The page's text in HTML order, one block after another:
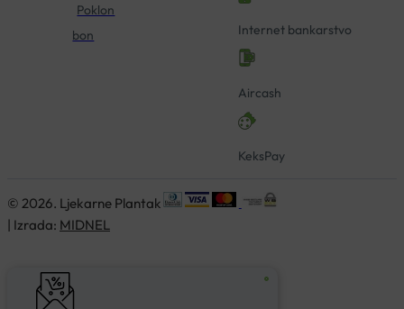
Poklon
bon
Internet bankarstvo
Aircash
KeksPay
© 2026. Ljekarne Plantak
| Izrada: MIDNEL